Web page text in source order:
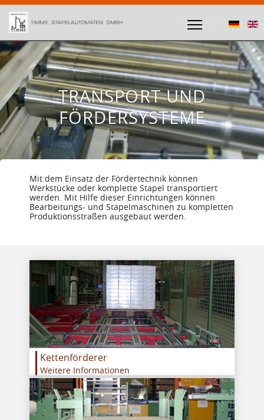
TRANSPORT UND
FÖRDERSYSTEME
Mit dem Einsatz der Fördertechnik können
Werkstücke oder komplette Stapel transportiert
werden. Mit Hilfe dieser Einrichtungen können
Bearbeitungs- und Stapelmaschinen zu kompletten
Produktionsstraßen ausgebaut werden.
Kettenförderer
Weitere Informationen